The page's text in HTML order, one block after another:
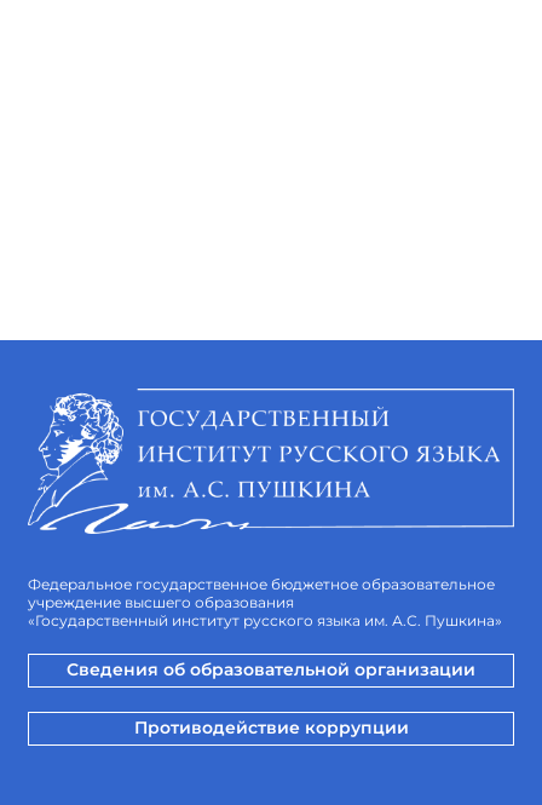
Федеральное государственное бюджетное образовательное
учреждение высшего образования
«Государственный институт русского языка им. А.С. Пушкина»
Сведения об образовательной организации
Противодействие коррупции